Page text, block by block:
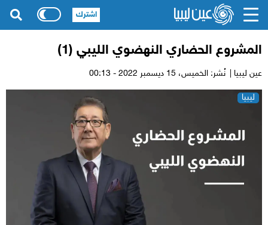
المشروع الحضاري النهضوي الليبي (1)
عين ليبيا | نُشر: الخميس،
ليبيا
اشترك